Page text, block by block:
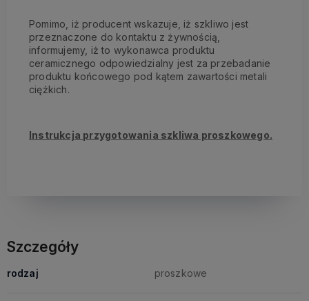
Pomimo, iż producent wskazuje, iż szkliwo jest
przeznaczone do kontaktu z żywnością,
informujemy, iż to wykonawca produktu
ceramicznego odpowiedzialny jest za przebadanie
produktu końcowego pod kątem zawartości metali
ciężkich.
Instrukcja przygotowania szkliwa proszkowego.
Szczegóły
rodzaj proszkowe